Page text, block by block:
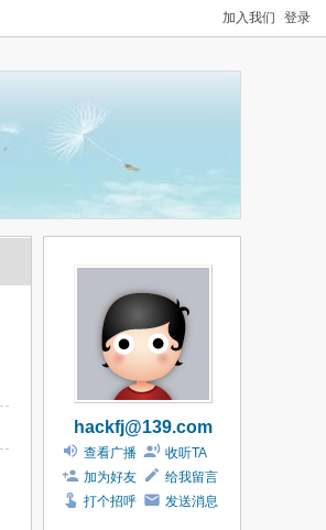
加入我们 登录
hackfj@139.com
查看广播
收听TA
加为好友
给我留言
打个招呼
发送消息